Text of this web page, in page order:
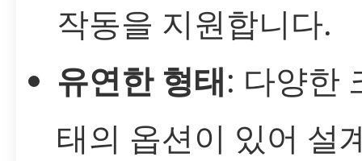
작동을 지원합니다.
유연한 형태: 다양한
태의 옵션이 있어 설